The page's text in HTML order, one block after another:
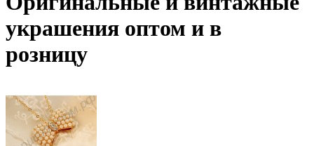
украшения оптом и в
розницу